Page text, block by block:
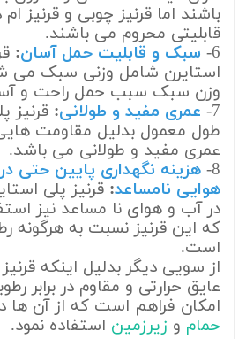
باشند اما قرنیز چوبی و قرنیز
قابلیتی محروم می باشند.
6- سبک و قابلیت حمل آسان:
استایرن شامل وزنی سبک می
وزن سبک سبب حمل راحت و
7- عمری مفید و طولانی: قرنیز
طول معمول بدلیل مقاومت هایی
عمری مفید و طولانی می باشد.
8- هزینه نگهداری پایین حتی
هوایی نامساعد: قرنیز پلی
در آب و هوای نا مساعد نیز
که این قرنیز نسبت به هرگونه
است.
از سویی دیگر بدلیل اینکه
عایق حرارتی و مقاوم در برابر
امکان فراهم است که از آن ها
حمام و زیرزمین استفاده نمود.